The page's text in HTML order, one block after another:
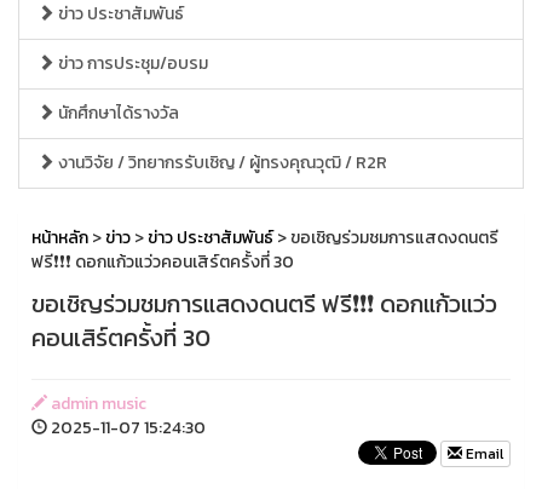
ข่าว ประชาสัมพันธ์
ข่าว การประชุม/อบรม
นักศึกษาได้รางวัล
งานวิจัย / วิทยากรรับเชิญ / ผู้ทรงคุณวุฒิ / R2R
หน้าหลัก>ข่าว>ข่าว ประชาสัมพันธ์> ขอเชิญร่วมชมการแสดงดนตรี
ฟรี❗️❗️❗️ ดอกแก้วแว่วคอนเสิร์ตครั้งที่ 30
ขอเชิญร่วมชมการแสดงดนตรี ฟรี❗️❗️❗️ ดอกแก้วแว่ว
คอนเสิร์ตครั้งที่ 30
admin music
2025-11-07 15:24:30
Email